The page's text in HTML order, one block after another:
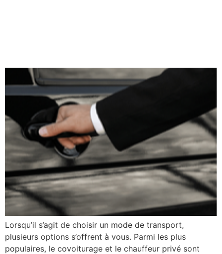
Lorsqu’il s’agit de choisir un mode de transport,
plusieurs options s’offrent à vous. Parmi les plus
populaires, le covoiturage et le chauffeur privé sont